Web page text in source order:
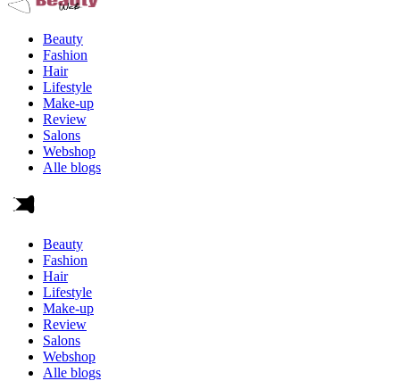
Beauty
Fashion
Hair
Lifestyle
Make-up
Review
Salons
Webshop
Alle blogs
Beauty
Fashion
Hair
Lifestyle
Make-up
Review
Salons
Webshop
Alle blogs